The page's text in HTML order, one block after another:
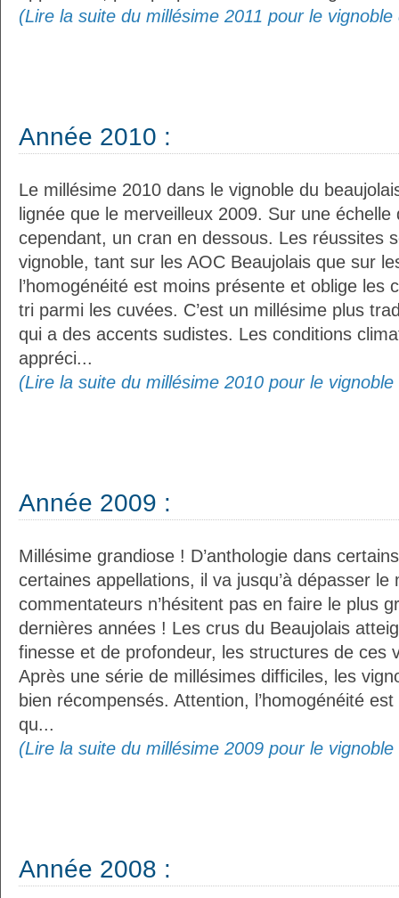
(Lire la suite du millésime 2011 pour le vignoble
Année 2010 :
Le millésime 2010 dans le vignoble du
lignée que le merveilleux 2009. Sur une
cependant, un cran en dessous. Les réussites
vignoble, tant sur les AOC Beaujolais que sur
l’homogénéité est moins présente et oblige les
tri parmi les cuvées. C’est un millésime plus
qui a des accents sudistes. Les conditions
appréci...
(Lire la suite du millésime 2010 pour le
Année 2009 :
Millésime grandiose ! D’anthologie dans
certaines appellations, il va jusqu’à dépasser
commentateurs n’hésitent pas en faire le plus
dernières années ! Les crus du Beaujolais
finesse et de profondeur, les structures de ces
Après une série de millésimes difficiles, les
bien récompensés. Attention, l’homogénéité
qu...
(Lire la suite du millésime 2009 pour le
Année 2008 :